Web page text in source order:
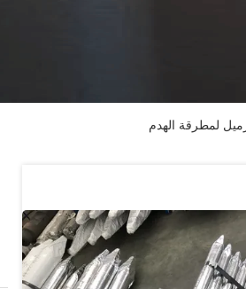
لمطرقة الهدم